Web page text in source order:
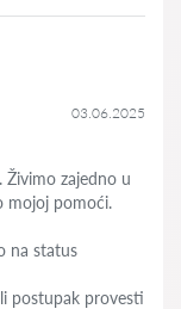
03.06.2025
Živimo zajedno u
mojoj pomoći.
na status
postupak provesti